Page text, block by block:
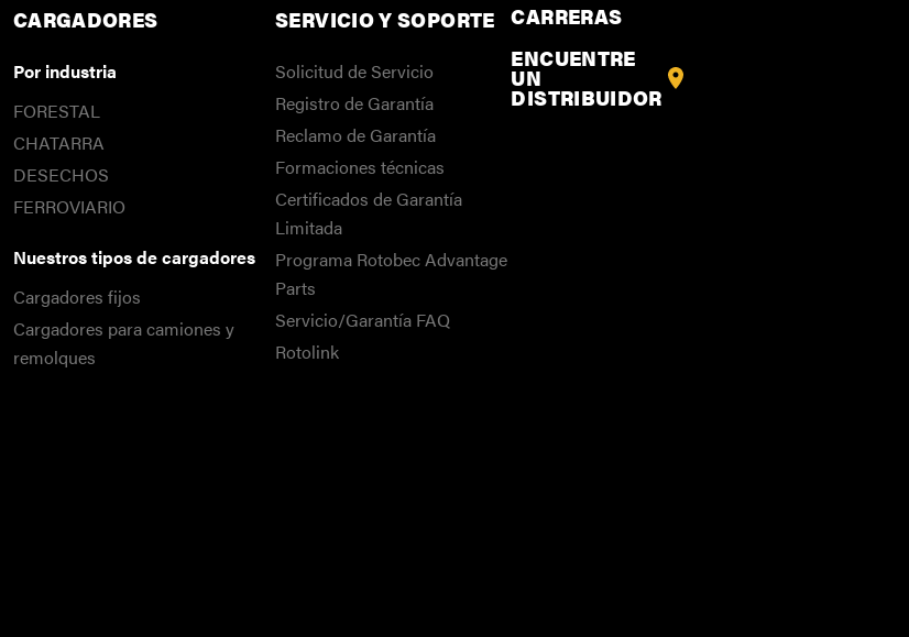
CARGADORES
Por industria
FORESTAL
CHATARRA
DESECHOS
FERROVIARIO
Nuestros tipos de cargadores
Cargadores fijos
Cargadores para camiones y
remolques
SERVICIO Y SOPORTE
Solicitud de Servicio
Registro de Garantía
Reclamo de Garantía
Formaciones técnicas
Certificados de Garantía
Limitada
Programa Rotobec Advantage
Parts
Servicio/Garantía FAQ
Rotolink
CARRERAS
ENCUENTRE
UN
DISTRIBUIDOR